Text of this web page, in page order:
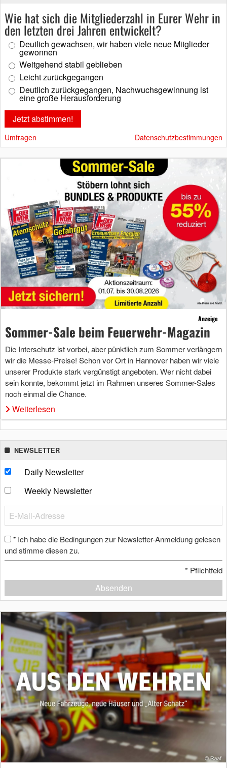
Wie hat sich die Mitgliederzahl in Eurer Wehr in
den letzten drei Jahren entwickelt?
Deutlich gewachsen, wir haben viele neue Mitglieder
gewonnen
Weitgehend stabil geblieben
Leicht zurückgegangen
Deutlich zurückgegangen, Nachwuchsgewinnung ist
eine große Herausforderung
Umfragen Datenschutzbestimmungen
Anzeige
Sommer-Sale beim Feuerwehr-Magazin
Die Interschutz ist vorbei, aber pünktlich zum Sommer verlängern
wir die Messe-Preise! Schon vor Ort in Hannover haben wir viele
unserer Produkte stark vergünstigt angeboten. Wer nicht dabei
sein konnte, bekommt jetzt im Rahmen unseres Sommer-Sales
noch einmal die Chance.
Weiterlesen
NEWSLETTER
Daily Newsletter
Weekly Newsletter
* Ich habe die Bedingungen zur Newsletter-Anmeldung gelesen
und stimme diesen zu.
* Pflichtfeld
Absenden